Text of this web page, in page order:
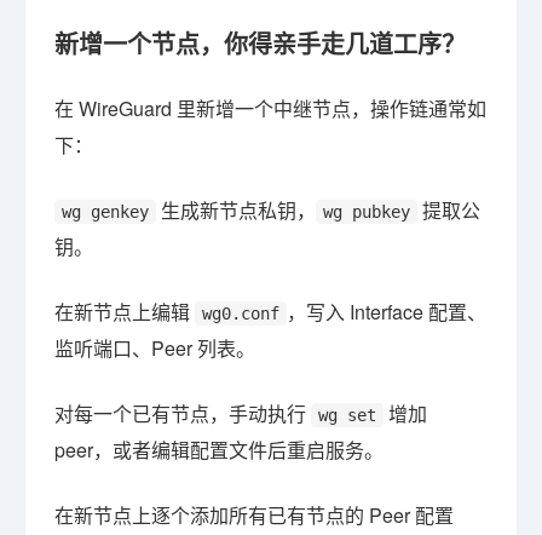
新增一个节点，你得亲手走几道工序？
在 WireGuard 里新增一个中继节点，操作链通常如
下：
wg genkey 生成新节点私钥， wg pubkey
提取公
钥。
在新节点上编辑 wg0.conf ，写入 Interface 配置、
监听端口、Peer 列表。
对每一个已有节点，手动执行 wg set
增加
peer，或者编辑配置文件后重启服务。
在新节点上逐个添加所有已有节点的 Peer 配置